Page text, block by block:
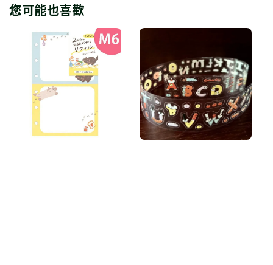
您可能也喜歡